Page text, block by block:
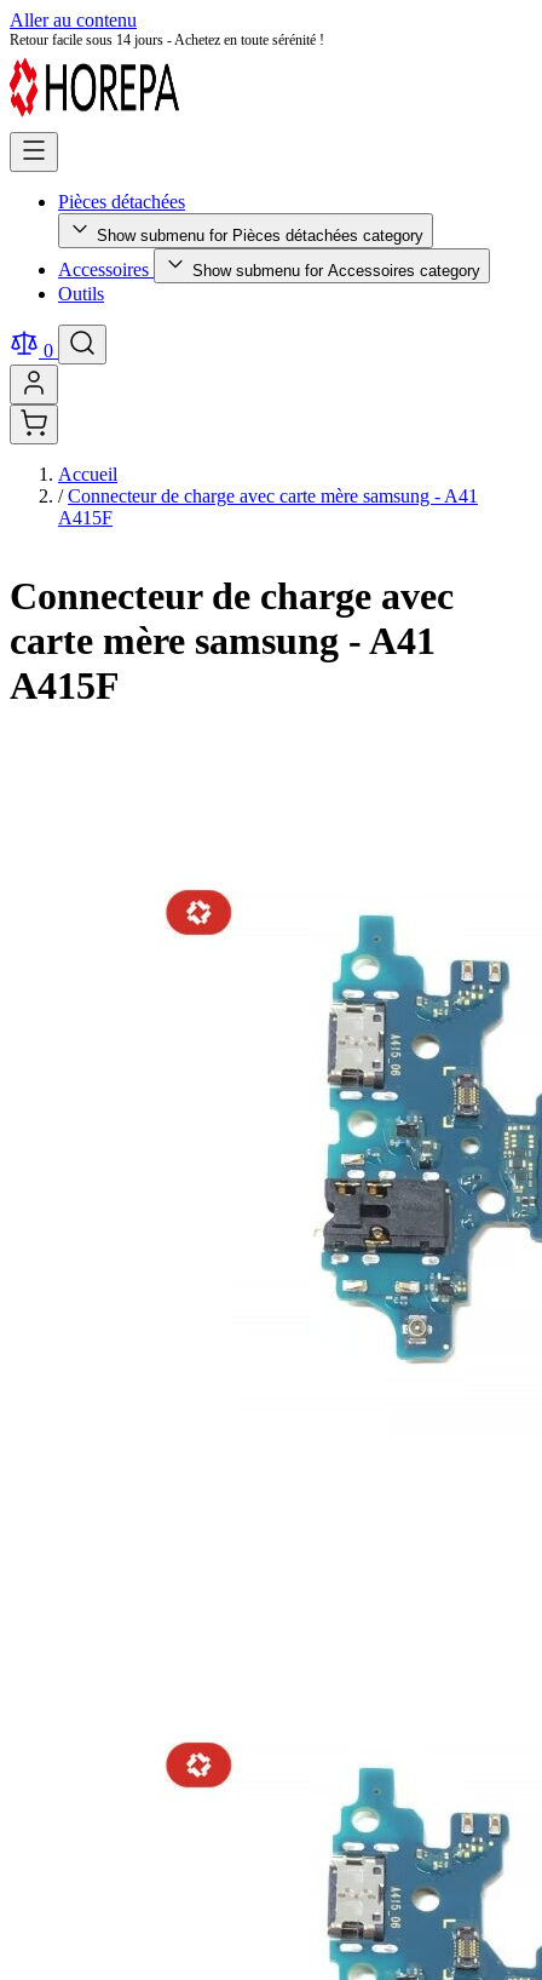
Aller au contenu
Retour facile sous 14 jours - Achetez en toute sérénité !
Pièces détachées
Show submenu for Pièces détachées category
Accessoires Show submenu for Accessoires category
Outils
0
Accueil
/ Connecteur de charge avec carte mère samsung - A41
A415F
Connecteur de charge avec
carte mère samsung - A41
A415F